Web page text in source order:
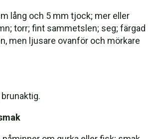
lång och 5 mm tjock; mer eller
torr; fint sammetslen; seg; färgad
men ljusare ovanför och mörkare